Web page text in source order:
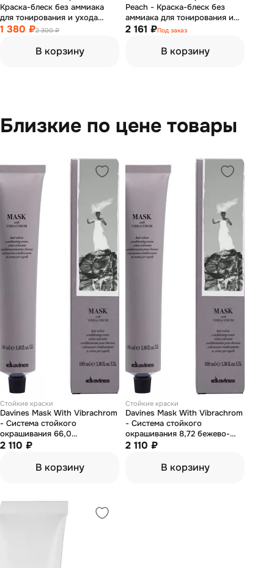
Краска-блеск без аммиака
для тонирования и ухода
Шейдс икью 07RR 60 мл
1 380 ₽2 300 ₽
В корзину
Peach - Краска-блеск без
аммиака для тонирования и
ухода пастель персиковый 60
2 161 ₽Под заказ
В корзину
Близкие по цене товары
Стойкие краски
Davines Mask With Vibrachrom
- Система стойкого
окрашивания 66,0
интенсивный темный блонд
2 110 ₽
В корзину
Стойкие краски
Davines Mask With Vibrachrom
- Система стойкого
окрашивания 8,72 бежево-
ирисовый светлый блонд 100
2 110 ₽
В корзину